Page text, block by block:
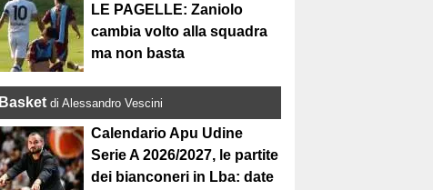
LE PAGELLE: Zaniolo
cambia volto alla squadra
ma non basta
Basket di Alessandro Vescini
Calendario Apu Udine
Serie A 2026/2027, le partite
dei bianconeri in Lba: date